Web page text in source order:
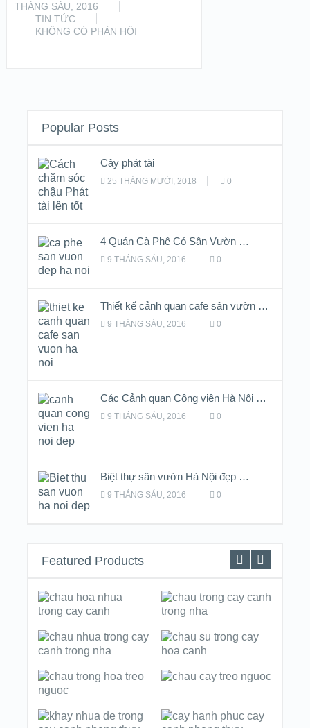
THÁNG SÁU, 2016
TIN TỨC
KHÔNG CÓ PHẢN HỒI
Popular Posts
Cây phát tài
25 THÁNG MƯỜI, 2018 0
4 Quán Cà Phê Có Sân Vườn …
9 THÁNG SÁU, 2016 0
Thiết kế cảnh quan cafe sân vườn …
9 THÁNG SÁU, 2016 0
Các Cảnh quan Công viên Hà Nội …
9 THÁNG SÁU, 2016 0
Biệt thự sân vườn Hà Nội đẹp …
9 THÁNG SÁU, 2016 0
Featured Products